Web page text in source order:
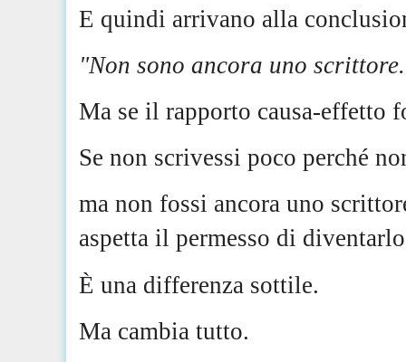
E quindi arrivano alla
"Non sono ancora uno
Ma se il rapporto causa-effetto
Se non scrivessi poco perché
ma non fossi ancora uno
aspetta il permesso di
È una differenza sottile.
Ma cambia tutto.